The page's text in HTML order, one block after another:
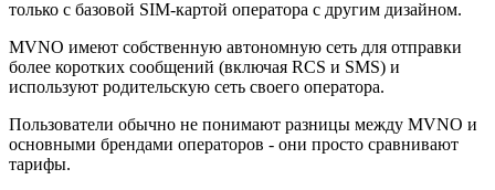
только с базовой SIM-картой оператора с другим дизайном.
MVNO имеют собственную автономную сеть для отправки
более коротких сообщений (включая RCS и SMS) и
используют родительскую сеть своего оператора.
Пользователи обычно не понимают разницы между MVNO и
основными брендами операторов - они просто сравнивают
тарифы.